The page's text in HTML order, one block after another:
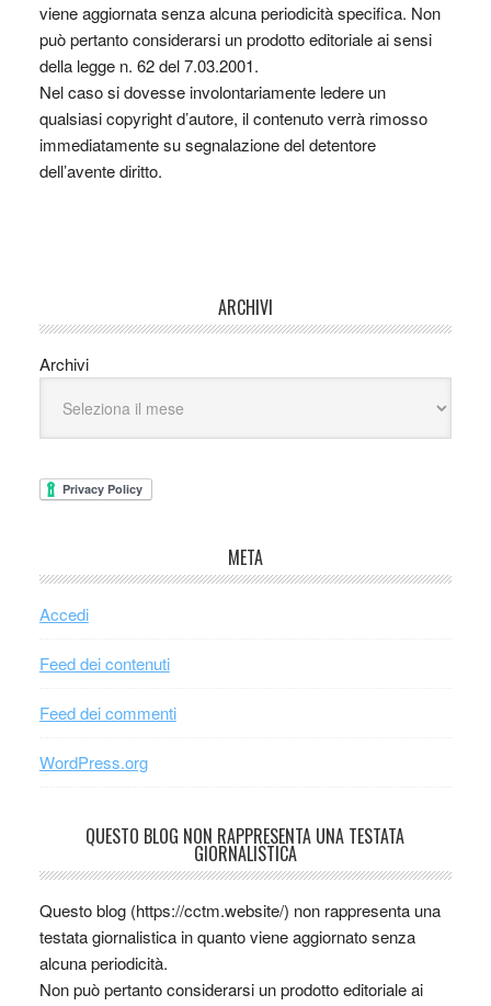
viene aggiornata senza alcuna periodicità specifica. Non
può pertanto considerarsi un prodotto editoriale ai sensi
della legge n. 62 del 7.03.2001.
Nel caso si dovesse involontariamente ledere un
qualsiasi copyright d’autore, il contenuto verrà rimosso
immediatamente su segnalazione del detentore
dell’avente diritto.
ARCHIVI
Archivi
META
Accedi
Feed dei contenuti
Feed dei commenti
WordPress.org
QUESTO BLOG NON RAPPRESENTA UNA TESTATA
GIORNALISTICA
Questo blog (https://cctm.website/) non rappresenta una
testata giornalistica in quanto viene aggiornato senza
alcuna periodicità.
Non può pertanto considerarsi un prodotto editoriale ai